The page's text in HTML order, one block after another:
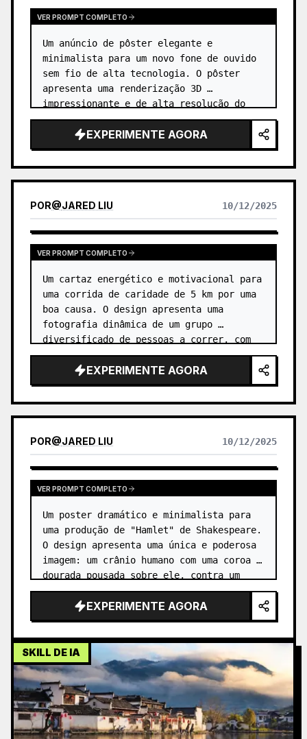
VER PROMPT COMPLETO
Um anúncio de pôster elegante e
minimalista para um novo fone de ouvido
sem fio de alta tecnologia. O pôster
apresenta uma renderização 3D
impressionante e de alta resolução do
fone de ouvido, aparentemente flutuando
em um ambiente de gravidade zero. …
EXPERIMENTE AGORA
POR@JARED LIU 10/12/2025
VER PROMPT COMPLETO
Um cartaz energético e motivacional para
uma corrida de caridade de 5 km por uma
boa causa. O design apresenta uma
fotografia dinâmica de um grupo
diversificado de pessoas a correr, com
sorrisos nos rostos. …
EXPERIMENTE AGORA
POR@JARED LIU 10/12/2025
VER PROMPT COMPLETO
Um poster dramático e minimalista para
uma produção de "Hamlet" de Shakespeare.
O design apresenta uma única e poderosa
imagem: um crânio humano com uma coroa
dourada pousada sobre ele, contra um
fundo preto e austero. …
EXPERIMENTE AGORA
SKILL DE IA